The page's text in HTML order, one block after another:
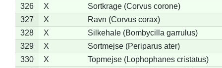
326
X
Sortkrage (Corvus corone)
327
X
Ravn (Corvus corax)
328
X
Silkehale (Bombycilla garrulus)
329
X
Sortmejse (Periparus ater)
330
X
Topmejse (Lophophanes cristatus)